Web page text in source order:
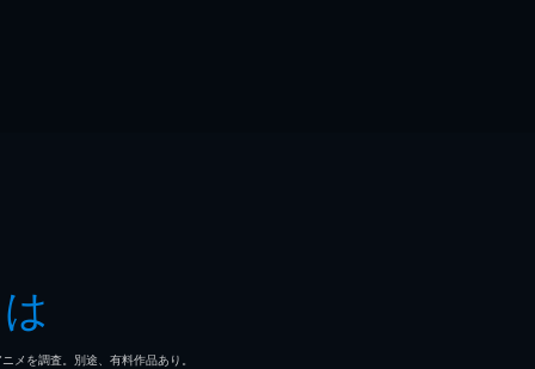
を調査。別途、有料作品あり。